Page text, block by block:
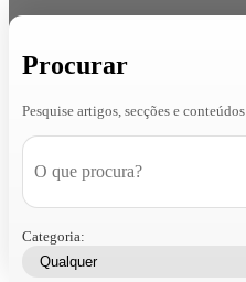
Procurar
Pesquise artigos, secções e conteúdos
Categoria: